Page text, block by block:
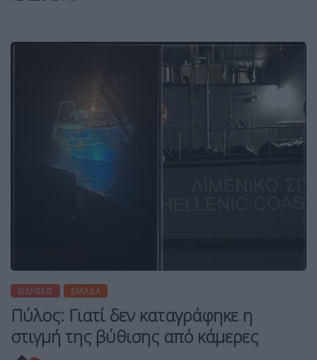
ΕΙΔΉΣΕΙΣ ΕΛΛΆΔΑ
Πύλος: Γιατί δεν καταγράφηκε η
στιγμή της βύθισης από κάμερες